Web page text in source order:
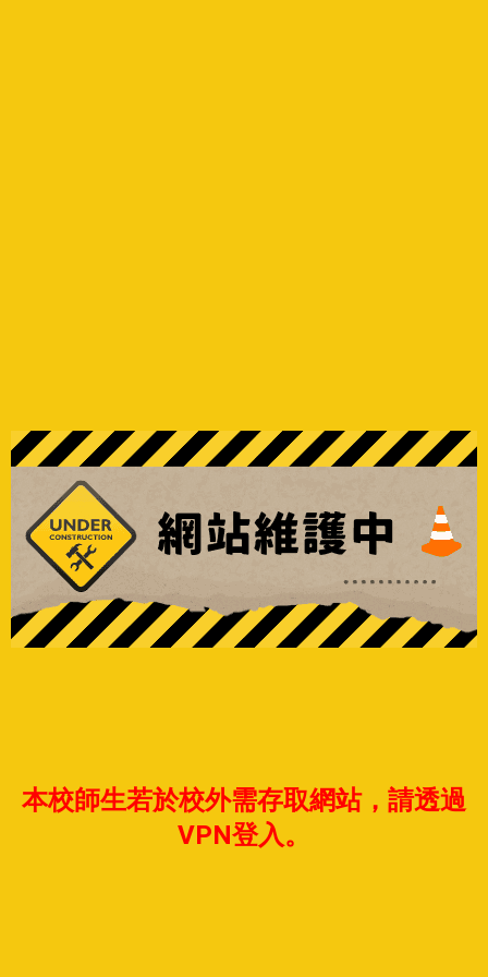
本校師生若於校外需存取網站，請透過
VPN登入。